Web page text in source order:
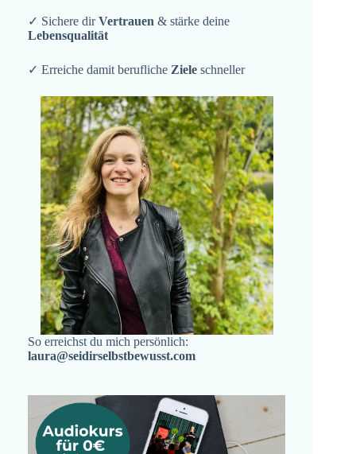
✓ Sichere dirVertrauen & stärke deine
Lebensqualität
✓ Erreiche damit berufliche Ziele schneller
So erreichst du mich persönlich:
laura@seidirselbstbewusst.com